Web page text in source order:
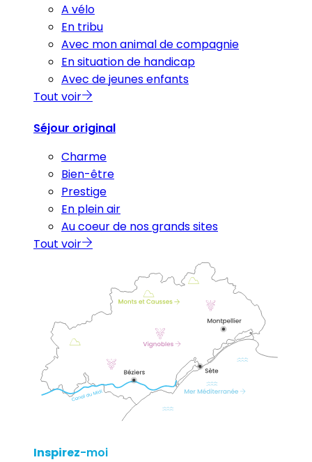
A vélo
En tribu
Avec mon animal de compagnie
En situation de handicap
Avec de jeunes enfants
Tout voir
Séjour original
Charme
Bien-être
Prestige
En plein air
Au coeur de nos grands sites
Tout voir
Inspirez-moi